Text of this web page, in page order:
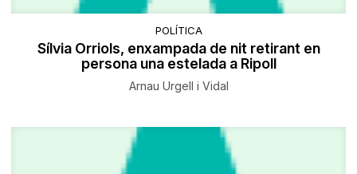
POLÍTICA
​Sílvia Orriols, enxampada de nit retirant en
persona una estelada a Ripoll
Arnau Urgell i Vidal